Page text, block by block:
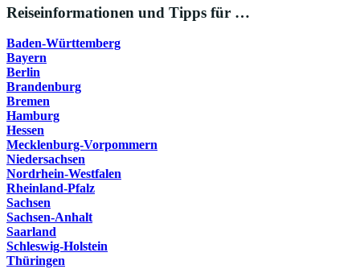
Reiseinformationen und Tipps für …
Baden-Württemberg
Bayern
Berlin
Brandenburg
Bremen
Hamburg
Hessen
Mecklenburg-Vorpommern
Niedersachsen
Nordrhein-Westfalen
Rheinland-Pfalz
Sachsen
Sachsen-Anhalt
Saarland
Schleswig-Holstein
Thüringen